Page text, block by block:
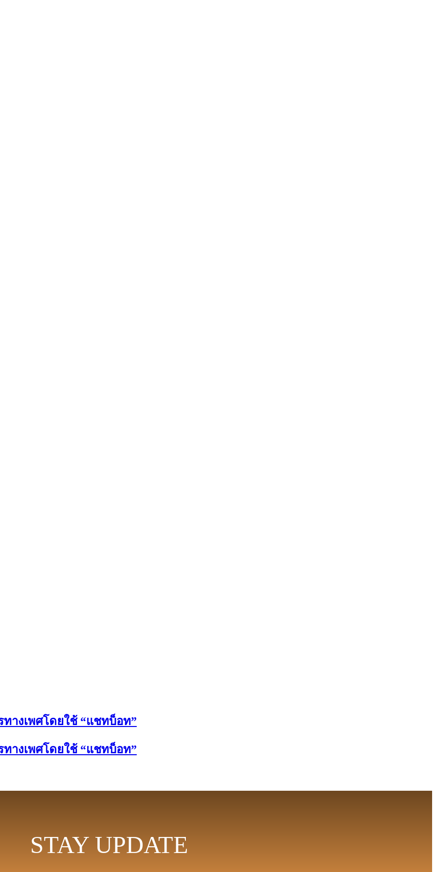
างเพศโดยใช้ “แชทบ็อท”
างเพศโดยใช้ “แชทบ็อท”
STAY UPDATE